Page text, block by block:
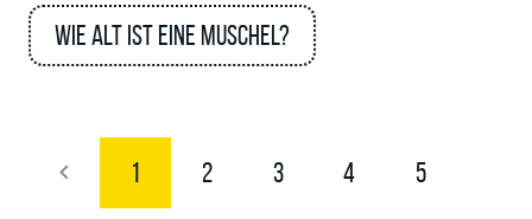
Wie alt ist eine Muschel?
1 2 3 4 5